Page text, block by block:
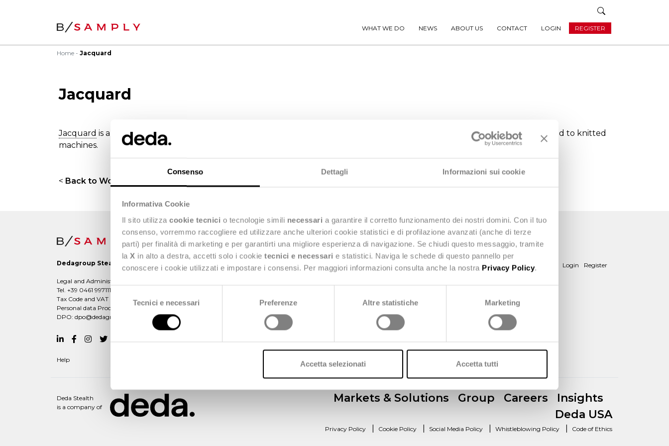
Consenso Dettagli Informazioni sui cookie
Informativa Cookie
Il sito utilizza cookie tecnici o tecnologie simili necessari a garantire il corretto funzionamento dei nostri domini. Con il tuo
consenso, vorremmo raccogliere ed utilizzare anche ulteriori cookie statistici e di profilazione avanzati (anche di terze
parti) per finalità di marketing e per garantirti una migliore esperienza di navigazione. Se chiudi questo messaggio, tramite
la X in alto a destra, accetti solo i cookie tecnici e necessari e statistici. Naviga le schede di questo pannello per
conoscere i cookie utilizzati e impostare i consensi. Per maggiori informazioni consulta anche la nostra Privacy Policy.
Selezione
consenso
Tecnici e necessari Preferenze Altre statistiche Marketing
Accetta selezionati Accetta tutti
WHAT WE DO NEWS ABOUT US CONTACT LOGIN REGISTER
Home Jacquard
Jacquard
Jacquard is a wovenfabric with a geometrical pattern. It’s obtained alternating different yarns through a specialloom
attached to knitted
machines.
< Back to Wordbook
Dedagroup Stealth s.p.a.
Legal and Administrative office: Viale Fulvio Testi, 280/6 - 20126 Milan
Tel. +39 0461 997111 -
Tax Code and VAT Number: 02042940508
Personal data Processing:
dataprivacy@dedagroup.it
DPO: dpo@dedagroup.it
Help
What we do News About us Contact Login Register
Deda Stealth
is a company of
Markets & Solutions Group Careers
Insights
Deda USA
Privacy Policy Cookie Policy Social Media Policy Whistleblowing Policy Code of Ethics